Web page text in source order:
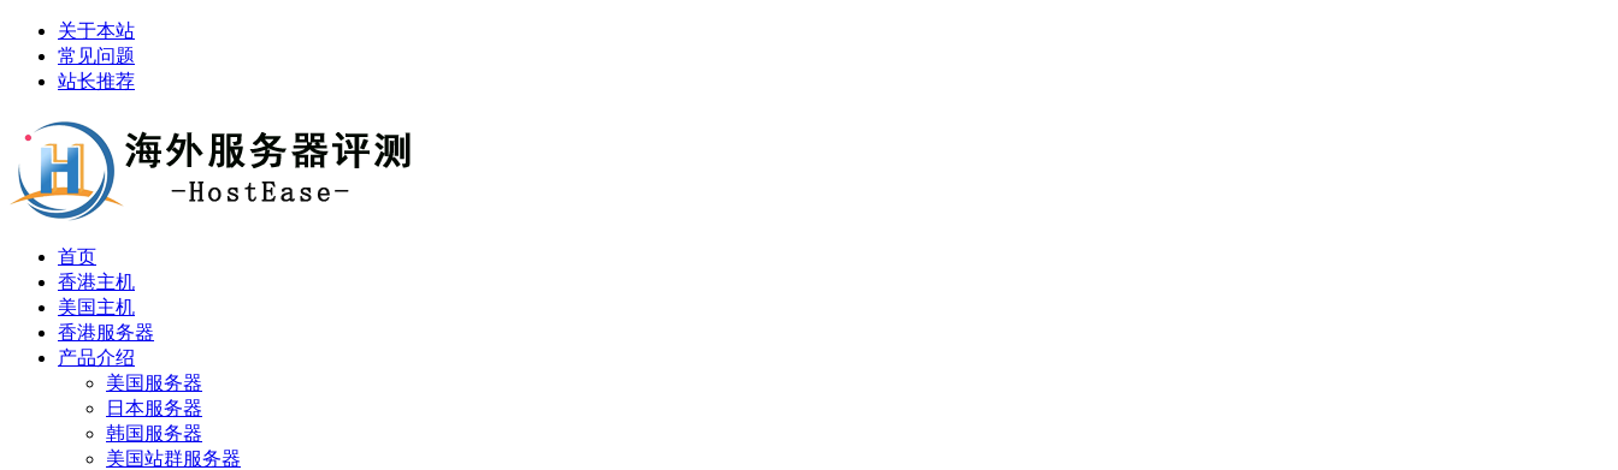
关于本站
常见问题
站长推荐
首页
香港主机
美国主机
香港服务器
产品介绍
美国服务器
日本服务器
韩国服务器
美国站群服务器